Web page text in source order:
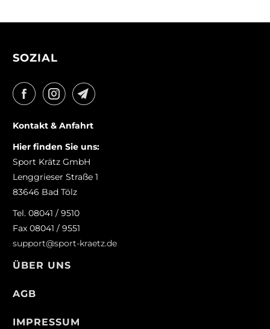
SOZIAL
Kontakt & Anfahrt
Hier finden Sie uns:
Sport Krätz GmbH
Lenggrieser Straße 1
83646 Bad Tölz
Tel. 08041 / 9510
Fax 08041 / 9551
support@sport-kraetz.de
ÜBER UNS
AGB
IMPRESSUM